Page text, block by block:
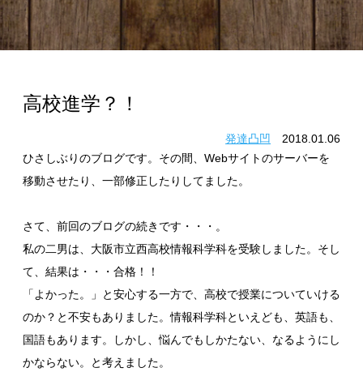
つぶやき
BLOG
CONTACT
高校進学？！
発達凸凹
2018.01.06
ひさしぶりのブログです。その間、Webサイトのサーバーを
移動させたり、一部修正したりしてました。
さて、前回のブログの続きです・・・。
私の二男は、大阪市立西高校情報科学科を受験しました。そし
て、結果は・・・合格！！
「よかった。」と安心する一方で、高校で授業についていける
のか？と不安もありました。情報科学科といえども、英語も、
国語もあります。しかし、悩んでもしかたない、なるようにし
かならない。と考えました。